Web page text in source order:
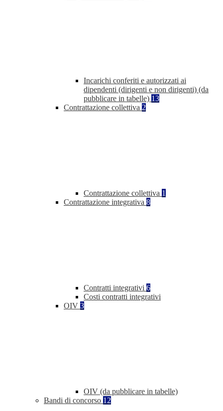
Incarichi conferiti e autorizzati ai
dipendenti (dirigenti e non dirigenti) (da
pubblicare in tabelle) 13
Contrattazione collettiva 2
Contrattazione collettiva 1
Contrattazione integrativa 8
Contratti integrativi 6
Costi contratti integrativi
OIV 3
OIV (da pubblicare in tabelle)
Bandi di concorso 12